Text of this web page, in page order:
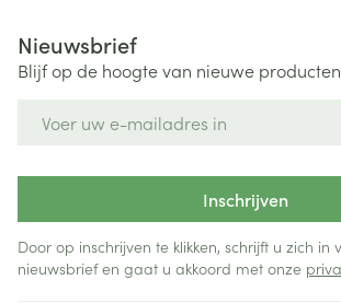
Nieuwsbrief
Blijf op de hoogte van nieuwe
Inschrijven
Door op inschrijven te klikken, schrijft u zich in
nieuwsbrief en gaat u akkoord met onze